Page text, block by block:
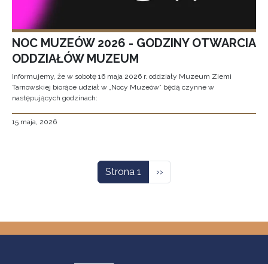
NOC MUZEÓW 2026 - GODZINY OTWARCIA
ODDZIAŁÓW MUZEUM
Informujemy, że w sobotę 16 maja 2026 r. oddziały Muzeum Ziemi
Tarnowskiej biorące udział w „Nocy Muzeów” będą czynne w
następujących godzinach:
15 maja, 2026
Strona 1 Następna strona
››